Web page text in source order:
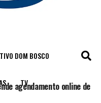
DOM BOSCO
TV
agendamento online de